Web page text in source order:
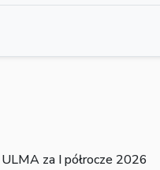
za I półrocze 2026